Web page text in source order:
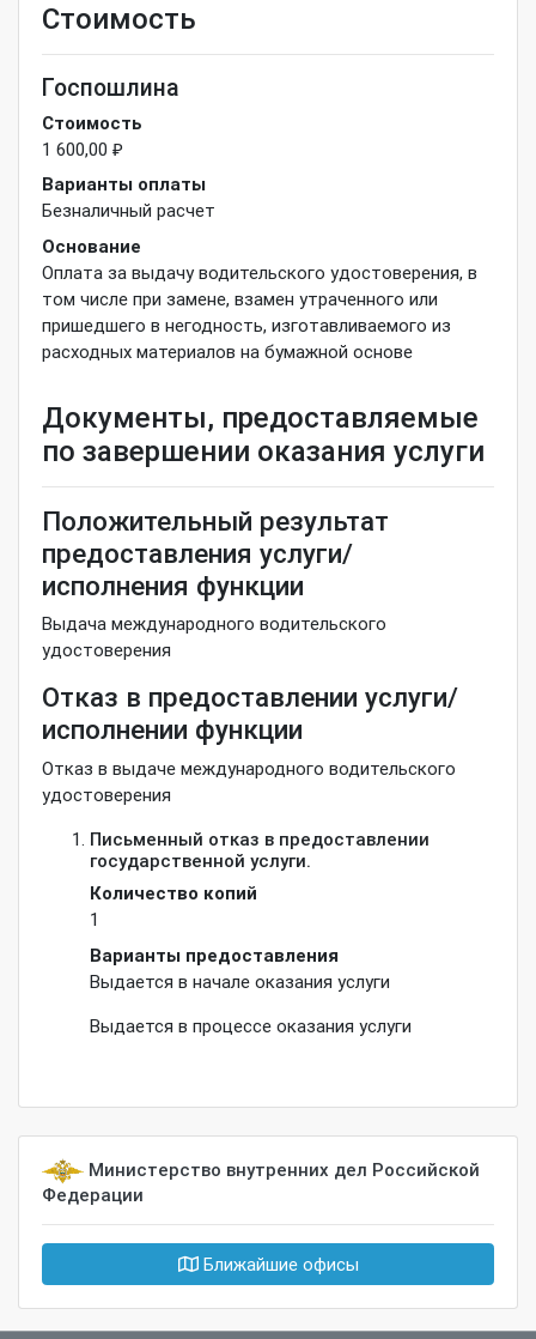
Стоимость
Госпошлина
Стоимость
1 600,00 ₽
Варианты оплаты
Безналичный расчет
Основание
Оплата за выдачу водительского удостоверения, в
том числе при замене, взамен утраченного или
пришедшего в негодность, изготавливаемого из
расходных материалов на бумажной основе
Документы, предоставляемые
по завершении оказания услуги
Положительный результат
предоставления услуги/
исполнения функции
Выдача международного водительского
удостоверения
Отказ в предоставлении услуги/
исполнении функции
Отказ в выдаче международного водительского
удостоверения
Письменный отказ в предоставлении
государственной услуги.
Количество копий
1
Варианты предоставления
Выдается в начале оказания услуги
Выдается в процессе оказания услуги
Министерство внутренних дел Российской
Федерации
Ближайшие офисы